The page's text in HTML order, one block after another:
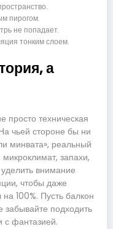
пирогом.
не попадает.
тонким слоем.
а
просто техническая
чьей стороне бы ни
минвата», реальный
запахи,
внимание
чтобы даже
100%. Пусть балкон
подходить
с фантазией.